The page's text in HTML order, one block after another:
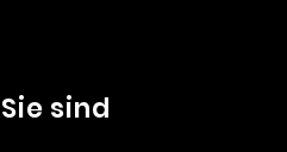
Sie sind